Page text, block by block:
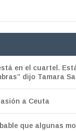
en el cuartel.
dijo Tamara
a Ceuta
que algunas